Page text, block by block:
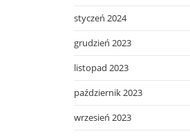
styczeń 2024
grudzień 2023
listopad 2023
październik 2023
wrzesień 2023